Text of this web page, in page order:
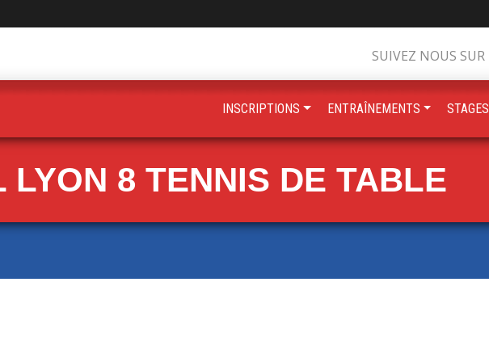
LYON 8 TENNIS DE TABLE
SUIVEZ NOUS SUR
INSCRIPTIONS ENTRAÎNEMENTS STAGES